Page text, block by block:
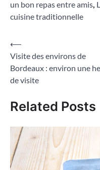
un bon repas entre amis
cuisine traditionnelle
Navigation
de
l’article
⟵
Visite des environs de
Bordeaux : environ une
de visite
Related Posts